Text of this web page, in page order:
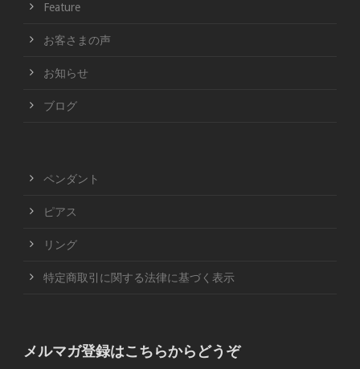
Feature
お客さまの声
お知らせ
ブログ
ペンダント
ピアス
リング
特定商取引に関する法律に基づく表示
メルマガ登録はこちらからどうぞ